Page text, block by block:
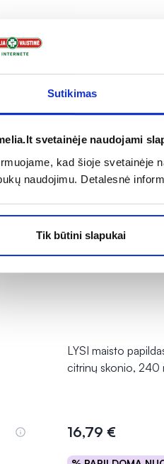
Sutikimas
svetainėje naudojami
kad šioje svetainėje
naudojimu. Detalesnė
Tik būtini slapukai
LYSI maisto
citrinų skonio, 240
16,79 €